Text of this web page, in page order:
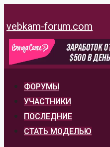
к
содержимому
vebkam-forum.com
ФОРУМЫ
УЧАСТНИКИ
ПОСЛЕДНИЕ
СТАТЬ МОДЕЛЬЮ